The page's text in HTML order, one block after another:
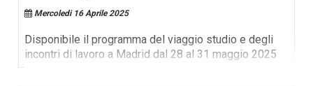
Mercoledi 16 Aprile 2025
Disponibile il programma del viaggio studio e degli
incontri di lavoro a Madrid dal 28 al 31 maggio 2025